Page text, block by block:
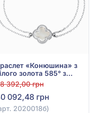
«Конюшина» з
золота 585° з
арт.
392,00 грн
092,48 грн
2020018б)